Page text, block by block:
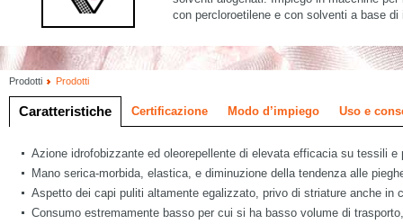
con percloroetilene e con solventi a base di
Prodotti Prodotti
Caratteristiche Certificazione Modo d’impiego Uso e
Azione idrofobizzante ed oleorepellente di elevata efficacia su tessili e
Mano serica-morbida, elastica, e diminuzione della tendenza alle
Aspetto dei capi puliti altamente egalizzato, privo di striature anche in
Consumo estremamente basso per cui si ha basso volume di